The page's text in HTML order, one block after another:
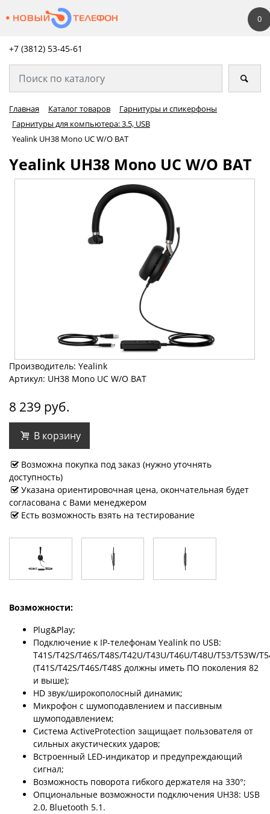
0
+7 (3812) 53-45-61
Главная Каталог товаров
Гарнитуры и спикерфоны
Гарнитуры для компьютера: 3.5, USB
Yealink UH38 Mono UC W/O BAT
Yealink UH38 Mono UC W/O BAT
Производитель: Yealink
Артикул: UH38 Mono UC W/O BAT
8 239 руб.
В корзину
Возможна покупка под заказ (нужно уточнять
доступность)
Указана ориентировочная цена, окончательная будет
согласована с Вами менеджером
Есть возможность взять на тестирование
Возможности:
Plug&Play;
Подключение к IP-телефонам Yealink по USB:
T41S/T42S/T46S/T48S/T42U/T43U/T46U/T48U/T53/T53W/
(T41S/T42S/T46S/T48S должны иметь ПО поколения 82
и выше);
HD звук/широкополосный динамик;
Микрофон с шумоподавлением и пассивным
шумоподавлением;
Система ActiveProtection защищает пользователя от
сильных акустических ударов;
Встроенный LED-индикатор и предупреждающий
сигнал;
Возможность поворота гибкого держателя на 330°;
Опциональные возможности подключения UH38: USB
2.0, Bluetooth 5.1.